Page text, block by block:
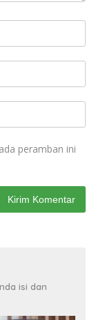
peramban ini
isi dan